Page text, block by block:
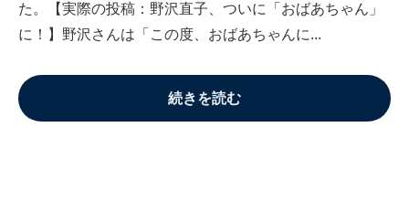
た。【実際の投稿：野沢直子、ついに「おばあちゃん」
に！】野沢さんは「この度、おばあちゃんに...
続きを読む